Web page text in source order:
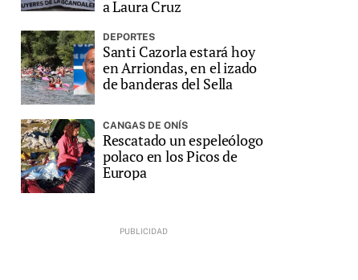
a Laura Cruz
DEPORTES
Santi Cazorla estará hoy
en Arriondas, en el izado
de banderas del Sella
CANGAS DE ONÍS
Rescatado un espeleólogo
polaco en los Picos de
Europa